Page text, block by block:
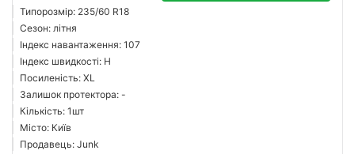
Типорозмір: 235/60 R18
Сезон: літня
Індекс навантаження: 107
Індекс швидкості: H
Посиленість: XL
Залишок протектора: -
Кількість: 1шт
Місто: Київ
Продавець: Junk